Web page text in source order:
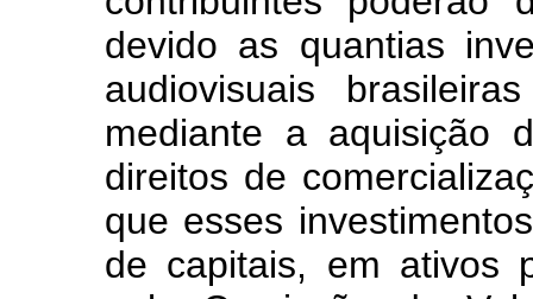
devido as quantias
audiovisuais
mediante a aquisição
direitos de
que esses
de capitais, em ativos